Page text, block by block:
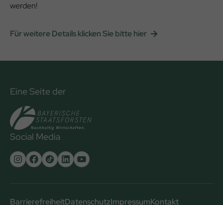
werden!
Für weitere Details klicken Sie bitte hier
Eine Seite der
Social Media
Untere
BarrierefreiheitDatenschutzImpressumKontakt